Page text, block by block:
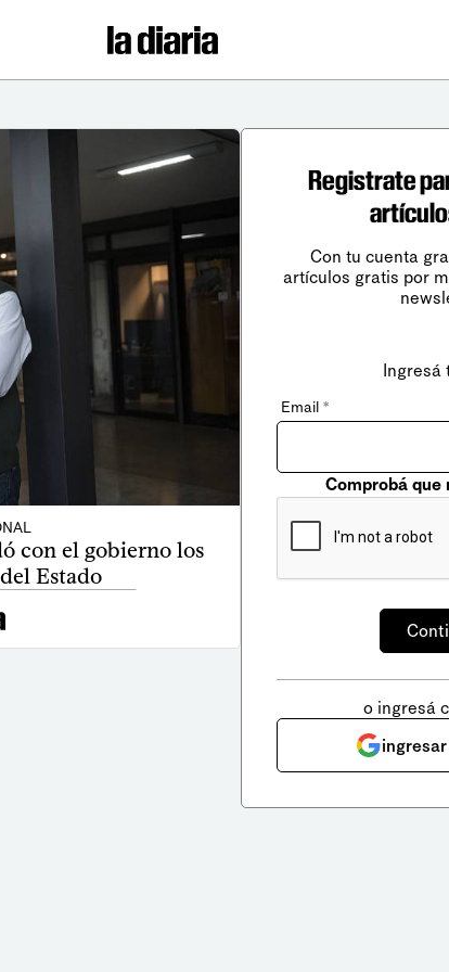
con el gobierno los
Estado
Registrate
Con tu cuenta
artículos gratis por
Ingresá
Email *
Comprobá que
o ingresá